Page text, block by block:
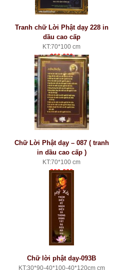
Tranh chữ Lời Phật dạy 228 in
dầu cao cấp
KT:70*100 cm
900.000
Chữ Lời Phật dạy – 087 ( tranh
in dầu cao cấp )
KT:70*100 cm
900.000
Chữ lời phật dạy-093B
KT:30*90-40*100-40*120cm cm